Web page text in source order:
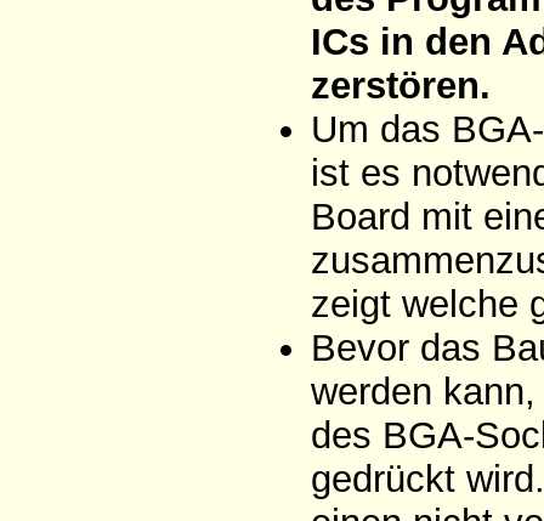
ICs in den
zerstören.
Um das
ist es
Board mit
zeigt welche
Bevor das
werden
des BGA-
gedrückt